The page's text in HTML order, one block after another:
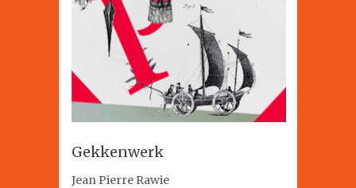
Gekkenwerk
Jean Pierre Rawie